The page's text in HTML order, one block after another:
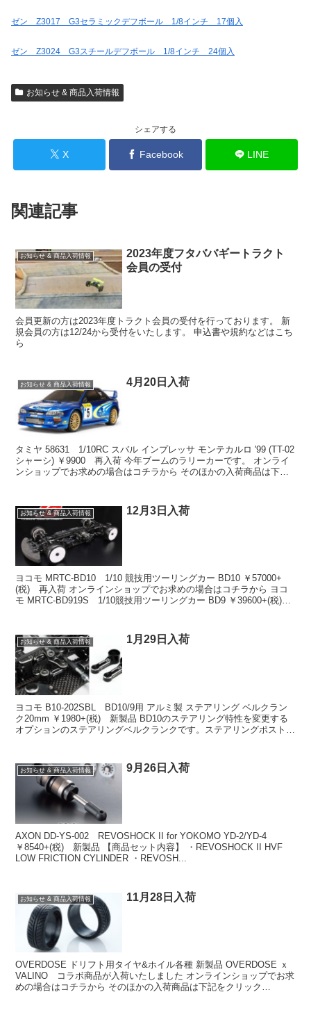
ゼン Z3017 G3セラミックデフボール 1/8インチ 17個入
ゼン Z3024 G3スチールデフボール 1/8インチ 24個入
お知らせ & 商品入荷情報
シェアする
X Facebook LINE
関連記事
お知らせ & 商品入荷情報
2023年度フタババギートラクト
会員の受付
会員更新の方は2023年度トラクト会員の受付を行っております。 新
規会員の方は12/24から受付をいたします。 申込書や規約などはこち
ら
お知らせ & 商品入荷情報 4月20日入荷
タミヤ 58631 1/10RC スバル インプレッサ モンテカルロ '99 (TT-02
シャーシ) ￥9900 再入荷 今年ブームのラリーカーです。 オンライ
ンショップでお求めの場合はコチラから そのほかの入荷商品は下記
お知らせ & 商品入荷情報 12月3日入荷
ヨコモ MRTC-BD10 1/10 競技用ツーリングカー BD10 ￥57000+
(税) 再入荷 オンラインショップでお求めの場合はコチラから ヨコ
モ MRTC-BD919S 1/10競技用ツーリングカー BD9 ￥39600+(税)
お知らせ & 商品入荷情報 1月29日入荷
ヨコモ B10-202SBL BD10/9用 アルミ製 ステアリング ベルクラン
ク20mm ￥1980+(税) 新製品 BD10のステアリング特性を変更する
オプションのステアリングベルクランクです。ステアリングポストの
お知らせ & 商品入荷情報 9月26日入荷
AXON DD-YS-002 REVOSHOCK II for YOKOMO YD-2/YD-4
￥8540+(税) 新製品 【商品セット内容】 ・REVOSHOCK II HVF
LOW FRICTION CYLINDER ・REVOSH...
お知らせ & 商品入荷情報 11月28日入荷
OVERDOSE ドリフト用タイヤ&ホイル各種 新製品 OVERDOSE ｘ
VALINO コラボ商品が入荷いたしました オンラインショップでお求
めの場合はコチラから そのほかの入荷商品は下記をクリック